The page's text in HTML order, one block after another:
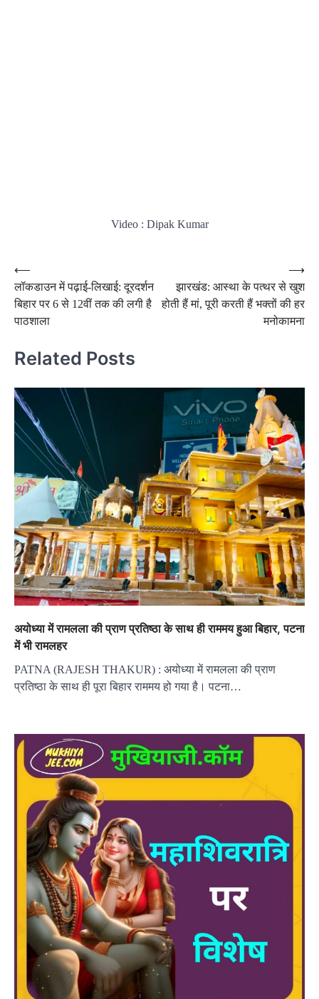
Video : Dipak Kumar
Post
navigation
⟵
लॉकडाउन में पढ़ाई-लिखाई: दूरदर्शन
बिहार पर 6 से 12वीं तक की लगी है
पाठशाला
झारखंड: आस्था के पत्थर से खुश
होती हैं मां, पूरी करती हैं भक्तों की हर
मनोकामना
⟶
Related Posts
अयोध्या में रामलला की प्राण प्रतिष्ठा के साथ ही राममय हुआ बिहार, पटना
में भी रामलहर
PATNA (RAJESH THAKUR) : अयोध्या में रामलला की प्राण
प्रतिष्ठा के साथ ही पूरा बिहार राममय हो गया है। पटना…